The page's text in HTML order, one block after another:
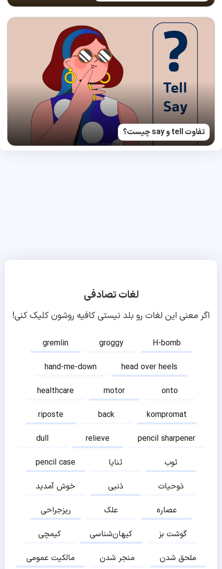
تفاوت tell و say چیست؟
لغات تصادفی
اگر معنی این لغات رو بلد نیستی کافیه روشون کلیک کنی!
gremlin groggy
H-bomb
hand-me-down
head over heels
healthcare
motor
onto
riposte
back
kompromat
dull
relieve
pencil sharpener
pencil case
ثنایا
ثوب
خوش آمدید
ذنبی
ذوحیات
ریزجراحی
علک
عصاره
کیمچی
کیهان‌شناسی
گوشت بز
مالکیت عمومی
منجر شدن ملحق شدن